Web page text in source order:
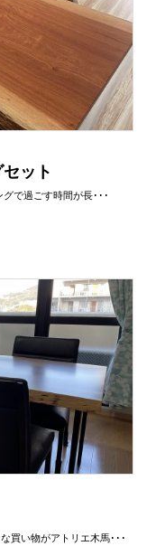
ット
で過ごす時間が長･･･
買い物がアトリエ木馬･･･